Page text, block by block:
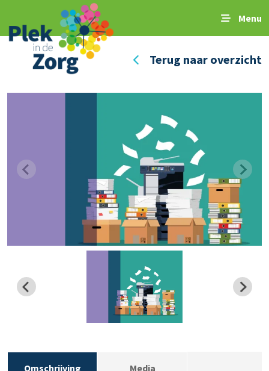
Menu
Terug naar overzicht
Omschrijving Media